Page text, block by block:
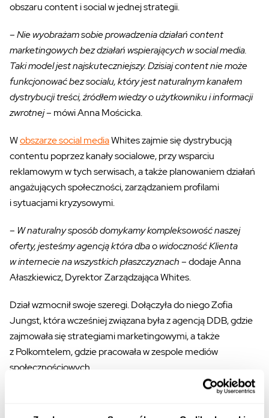
obszaru content i social w jednej strategii.
–Nie wyobrażam sobie prowadzenia działań content
marketingowych bez działań wspierających w social media.
Taki model jest najskuteczniejszy. Dzisiaj content nie może
funkcjonować bez socialu, który jest naturalnym kanałem
dystrybucji treści, źródłem wiedzy o użytkowniku i informacji
zwrotnej– mówi Anna Mościcka.
Wobszarze social mediaWhites zajmie się dystrybucją
contentu poprzez kanały socialowe, przy wsparciu
reklamowym w tych serwisach, a także planowaniem działań
angażujących społeczności, zarządzaniem profilami
i sytuacjami kryzysowymi.
– W naturalny sposób domykamy kompleksowość naszej
oferty, jesteśmy agencją która dba o widoczność Klienta
w interneciena wszystkich płaszczyznach– dodaje Anna
Ałaszkiewicz, Dyrektor Zarządzająca Whites.
Dział wzmocnił swoje szeregi. Dołączyła do niego Zofia
Jungst, która wcześniej związana była z agencją DDB, gdzie
zajmowała się strategiami marketingowymi, a także
z Polkomtelem, gdzie pracowała w zespole mediów
społecznościowych.
dołączyła